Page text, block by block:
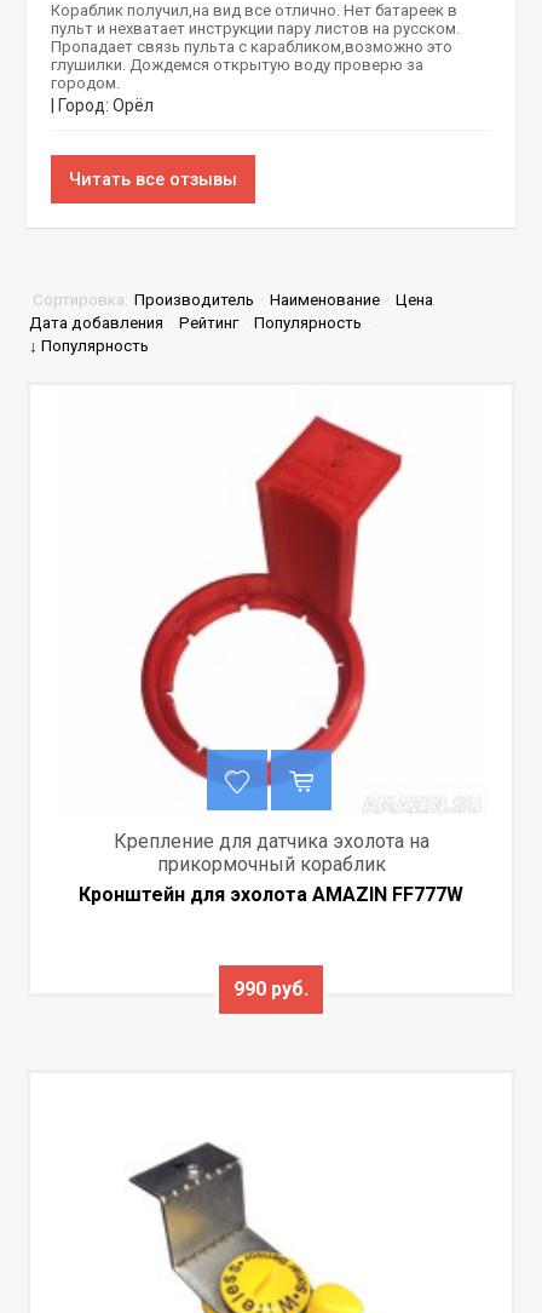
Кораблик получил,на вид все отлично. Нет батареек в
пульт и нехватает инструкции пару листов на русском.
Пропадает связь пульта с карабликом,возможно это
глушилки. Дождемся открытую воду проверю за
городом.
| Город: Орёл
Читать все отзывы
Сортировка: Производитель · Наименование · Цена ·
Дата добавления · Рейтинг · Популярность ·
↓ Популярность
Крепление для датчика эхолота на
прикормочный кораблик
Кронштейн для эхолота AMAZIN FF777W
990 руб.